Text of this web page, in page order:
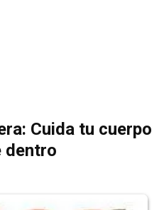
Cuida tu cuerpo
dentro